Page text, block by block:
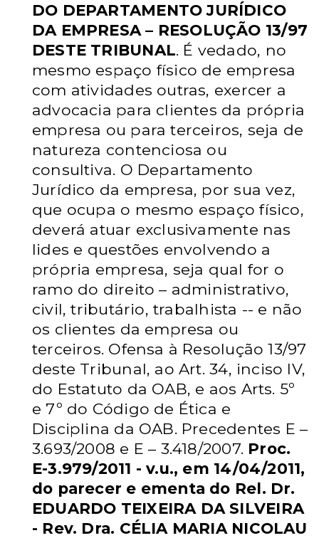
DO DEPARTAMENTO JURÍDICO
DA EMPRESA – RESOLUÇÃO 13/97
DESTE TRIBUNAL. É vedado, no
mesmo espaço físico de empresa
com atividades outras, exercer a
advocacia para clientes da própria
empresa ou para terceiros, seja de
natureza contenciosa ou
consultiva. O Departamento
Jurídico da empresa, por sua vez,
que ocupa o mesmo espaço físico,
deverá atuar exclusivamente nas
lides e questões envolvendo a
própria empresa, seja qual for o
ramo do direito – administrativo,
civil, tributário, trabalhista -- e não
os clientes da empresa ou
terceiros. Ofensa à Resolução 13/97
deste Tribunal, ao Art. 34, inciso IV,
do Estatuto da OAB, e aos Arts. 5º
e 7º do Código de Ética e
Disciplina da OAB. Precedentes E –
3.693/2008 e E – 3.418/2007. Proc.
E-3.979/2011 - v.u., em 14/04/2011,
do parecer e ementa do Rel. Dr.
EDUARDO TEIXEIRA DA SILVEIRA
- Rev. Dra. CÉLIA MARIA NICOLAU